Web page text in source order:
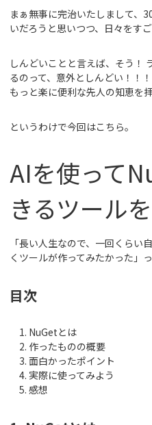
まぁ無事に完治いたしまして、
いだろうと思いつつ、日々をすご
しんどいことと言えば、そう！
るのって、意外としんどい！！！
もっと楽に便利な先人の知恵を
というわけで今回はこちら。
AIを使って
きるツール
「長い人生なので、一回くら
くツールが作ってみたかった」
目次
NuGetとは
作ったものの概要
面白かったポイント
実際に使ってみよう
感想